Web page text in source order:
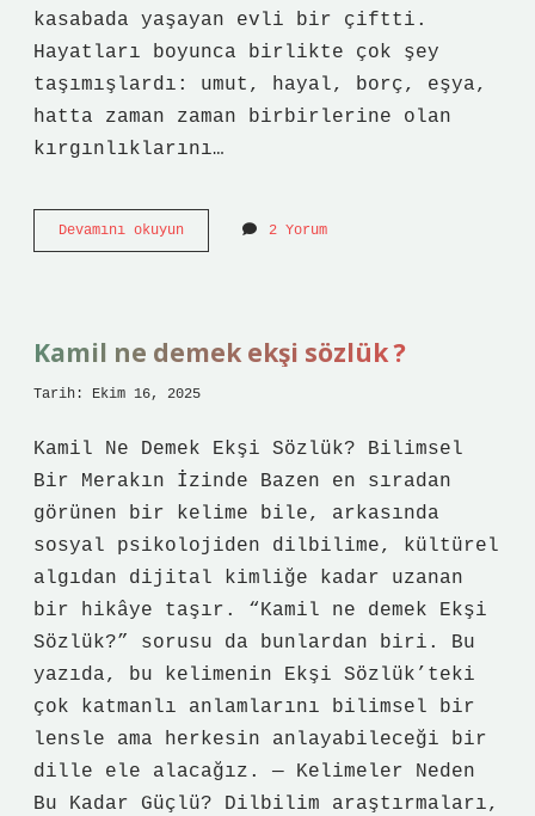
kasabada yaşayan evli bir çiftti.
Hayatları boyunca birlikte çok şey
taşımışlardı: umut, hayal, borç, eşya,
hatta zaman zaman birbirlerine olan
kırgınlıklarını…
Devamını okuyunKamyon
mu
2 Yorum
Kamil ne demek ekşi sözlük ?
Tarih: Ekim 16, 2025
Kamil Ne Demek Ekşi Sözlük? Bilimsel
Bir Merakın İzinde Bazen en sıradan
görünen bir kelime bile, arkasında
sosyal psikolojiden dilbilime, kültürel
algıdan dijital kimliğe kadar uzanan
bir hikâye taşır. “Kamil ne demek Ekşi
Sözlük?” sorusu da bunlardan biri. Bu
yazıda, bu kelimenin Ekşi Sözlük’teki
çok katmanlı anlamlarını bilimsel bir
lensle ama herkesin anlayabileceği bir
dille ele alacağız. — Kelimeler Neden
Bu Kadar Güçlü? Dilbilim araştırmaları,